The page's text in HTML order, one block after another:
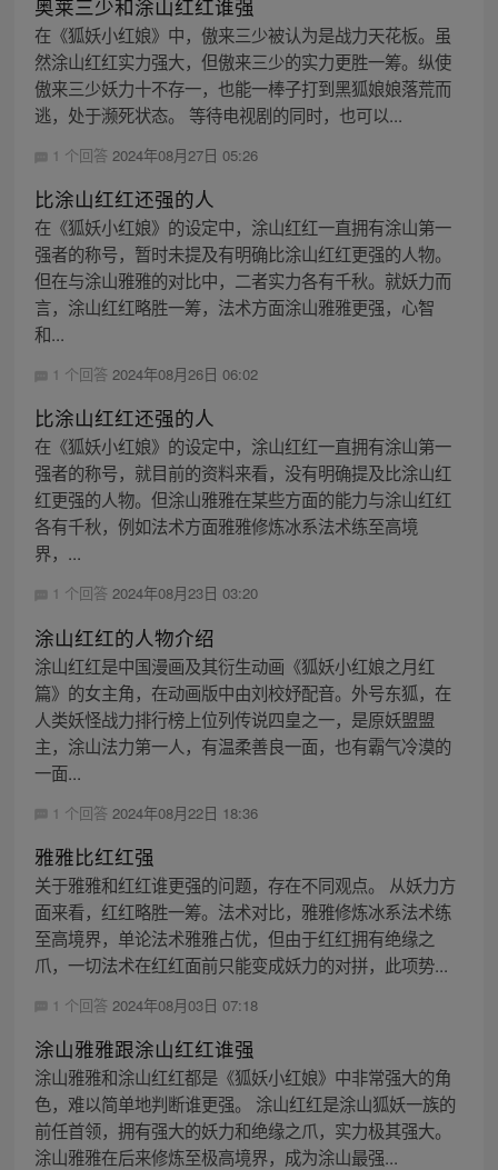
奥莱三少和涂山红红谁强
在《狐妖小红娘》中，傲来三少被认为是战力天花板。虽
然涂山红红实力强大，但傲来三少的实力更胜一筹。纵使
傲来三少妖力十不存一，也能一棒子打到黑狐娘娘落荒而
逃，处于濒死状态。 等待电视剧的同时，也可以...
1 个回答 2024年08月27日 05:26
比涂山红红还强的人
在《狐妖小红娘》的设定中，涂山红红一直拥有涂山第一
强者的称号，暂时未提及有明确比涂山红红更强的人物。
但在与涂山雅雅的对比中，二者实力各有千秋。就妖力而
言，涂山红红略胜一筹，法术方面涂山雅雅更强，心智
和...
1 个回答 2024年08月26日 06:02
比涂山红红还强的人
在《狐妖小红娘》的设定中，涂山红红一直拥有涂山第一
强者的称号，就目前的资料来看，没有明确提及比涂山红
红更强的人物。但涂山雅雅在某些方面的能力与涂山红红
各有千秋，例如法术方面雅雅修炼冰系法术练至高境
界，...
1 个回答 2024年08月23日 03:20
涂山红红的人物介绍
涂山红红是中国漫画及其衍生动画《狐妖小红娘之月红
篇》的女主角，在动画版中由刘校妤配音。外号东狐，在
人类妖怪战力排行榜上位列传说四皇之一，是原妖盟盟
主，涂山法力第一人，有温柔善良一面，也有霸气冷漠的
一面...
1 个回答 2024年08月22日 18:36
雅雅比红红强
关于雅雅和红红谁更强的问题，存在不同观点。 从妖力方
面来看，红红略胜一筹。法术对比，雅雅修炼冰系法术练
至高境界，单论法术雅雅占优，但由于红红拥有绝缘之
爪，一切法术在红红面前只能变成妖力的对拼，此项势...
1 个回答 2024年08月03日 07:18
涂山雅雅跟涂山红红谁强
涂山雅雅和涂山红红都是《狐妖小红娘》中非常强大的角
色，难以简单地判断谁更强。 涂山红红是涂山狐妖一族的
前任首领，拥有强大的妖力和绝缘之爪，实力极其强大。
涂山雅雅在后来修炼至极高境界，成为涂山最强...